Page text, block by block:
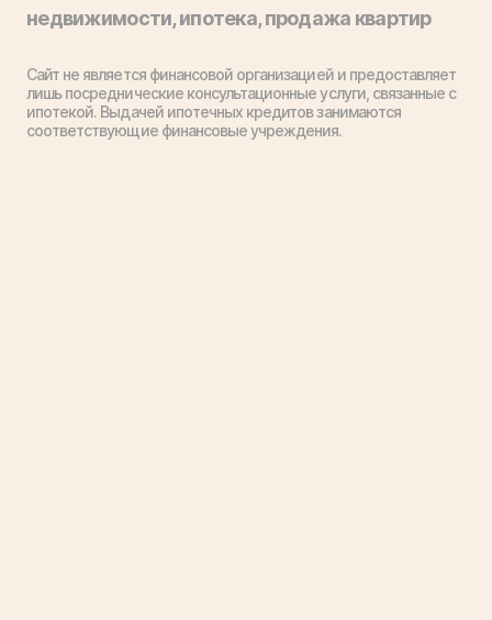
недвижимости, ипотека, продажа квартир
Сайт не является финансовой организацией и предоставляет
лишь посреднические консультационные услуги, связанные с
ипотекой. Выдачей ипотечных кредитов занимаются
соответствующие финансовые учреждения.